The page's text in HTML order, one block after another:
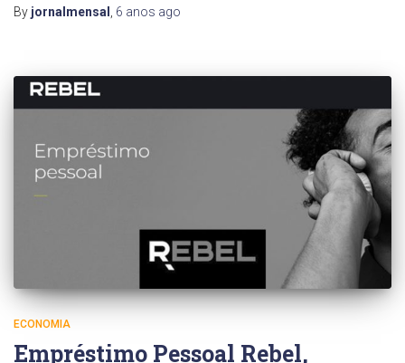
By jornalmensal 6 anos ago
ECONOMIA
Empréstimo Pessoal Rebel,